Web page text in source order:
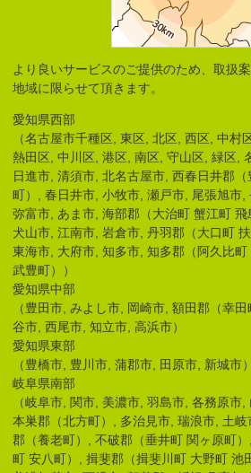
より良いサービスのご提供のため、取扱
地域に限らせて頂きます。
愛知県西部
（名古屋市千種区, 東区, 北区, 西区, 中村
熱田区, 中川区, 港区, 南区, 守山区, 緑区,
日進市, 清須市, 北名古屋市, 西春日井郡
町）, 春日井市, 小牧市, 瀬戸市, 尾張旭市,
弥富市, あま市, 海部郡（大治町 蟹江町
犬山市, 江南市, 岩倉市, 丹羽郡（大口町
東海市, 大府市, 知多市, 知多郡（阿久比
武豊町））
愛知県中部
（豊田市, みよし市, 岡崎市, 額田郡（幸
谷市, 西尾市, 知立市, 高浜市）
愛知県東部
（豊橋市, 豊川市, 蒲郡市, 田原市, 新城市）
岐阜県南部
（岐阜市, 関市, 美濃市, 羽島市, 各務原市
本巣郡（北方町）, 多治見市, 瑞浪市, 土
郡（養老町）, 不破郡（垂井町 関ヶ原町
町 安八町）, 揖斐郡（揖斐川町 大野町 池